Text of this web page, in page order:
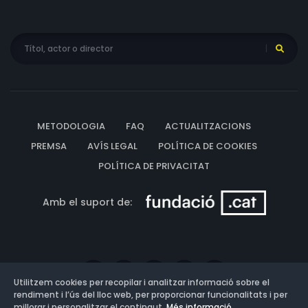
METODOLOGIA FAQ
ACTUALITZACIONS
PREMSA
AVÍS LEGAL
POLÍTICA DE COOKIES
POLÍTICA DE PRIVACITAT
Amb el suport de:
Utilitzem cookies per recopilar i analitzar informació sobre el
rendiment i l’ús del lloc web, per proporcionar funcionalitats i per